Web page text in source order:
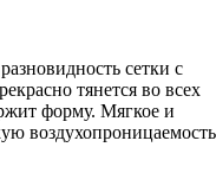
сетки с
тянется во всех
форму. Мягкое и
воздухопроницаемость